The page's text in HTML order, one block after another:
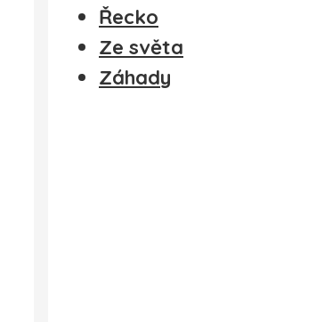
Řecko
Ze světa
Záhady